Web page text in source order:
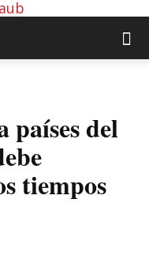
países del
tiempos